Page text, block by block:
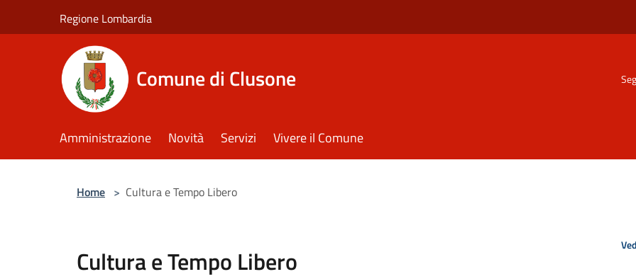
Regione Lombardia
Comune di Clusone
Amministrazione Novità Servizi Vivere il Comune
Home > Cultura e Tempo Libero
Cultura e Tempo Libero